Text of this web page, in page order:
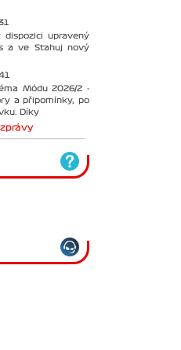
dispozici upravený
a ve Stahuj nový
Módu 2026/2 -
a připomínky, po
Díky